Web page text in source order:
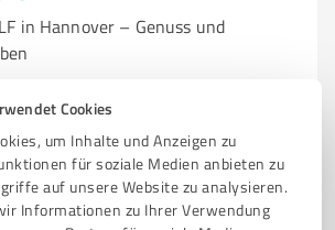
Cookies
um Inhalte und Anzeigen zu
für soziale Medien anbieten zu
auf unsere Website zu analysieren.
Informationen zu Ihrer Verwendung
in Hannover – Genuss und
BUFFET INDIVIDUELLE ANGEBOTE
SPIRITUOSEN